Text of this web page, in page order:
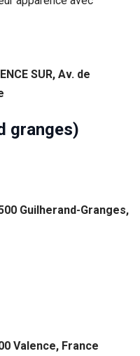
SUR, Av. de
granges)
Guilherand-Granges,
Valence, France